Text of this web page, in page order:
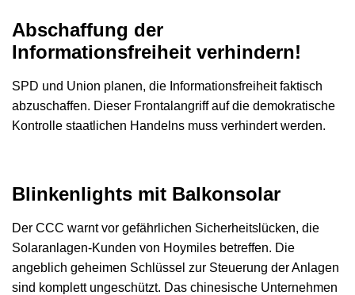
Abschaffung der
Informationsfreiheit verhindern!
SPD und Union planen, die Informationsfreiheit faktisch
abzuschaffen. Dieser Frontalangriff auf die demokratische
Kontrolle staatlichen Handelns muss verhindert werden.
Blinkenlights mit Balkonsolar
Der CCC warnt vor gefährlichen Sicherheitslücken, die
Solaranlagen-Kunden von Hoymiles betreffen. Die
angeblich geheimen Schlüssel zur Steuerung der Anlagen
sind komplett ungeschützt. Das chinesische Unternehmen